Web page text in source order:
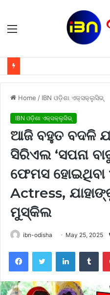
Menu
Home / IBN ଓଡ଼ିଶା ଏକ୍ସକ୍ଲୁସିଭ୍
IBN ଓଡ଼ିଶା ଏକ୍ସକ୍ଲୁସିଭ୍
ଆଜି ବହୁତ ବଦଳି
ସିରିଏଲ ‘ସପନା
ଫେମସ ହୋଇଥିବା
Actress,
ମୁସ୍କିଲ
ibn-odisha May 25, 2025
FacebookTwitter LinkedIn